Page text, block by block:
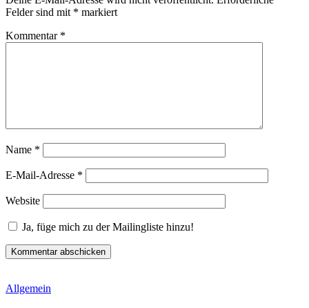
Felder sind mit * markiert
Kommentar *
Name *
E-Mail-Adresse *
Website
Ja, füge mich zu der Mailingliste hinzu!
Allgemein